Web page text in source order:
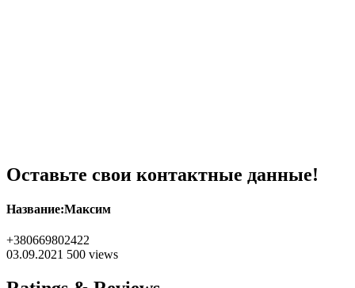
Оставьте свои контактные данные!
Название:Максим
+380669802422
03.09.2021 500 views